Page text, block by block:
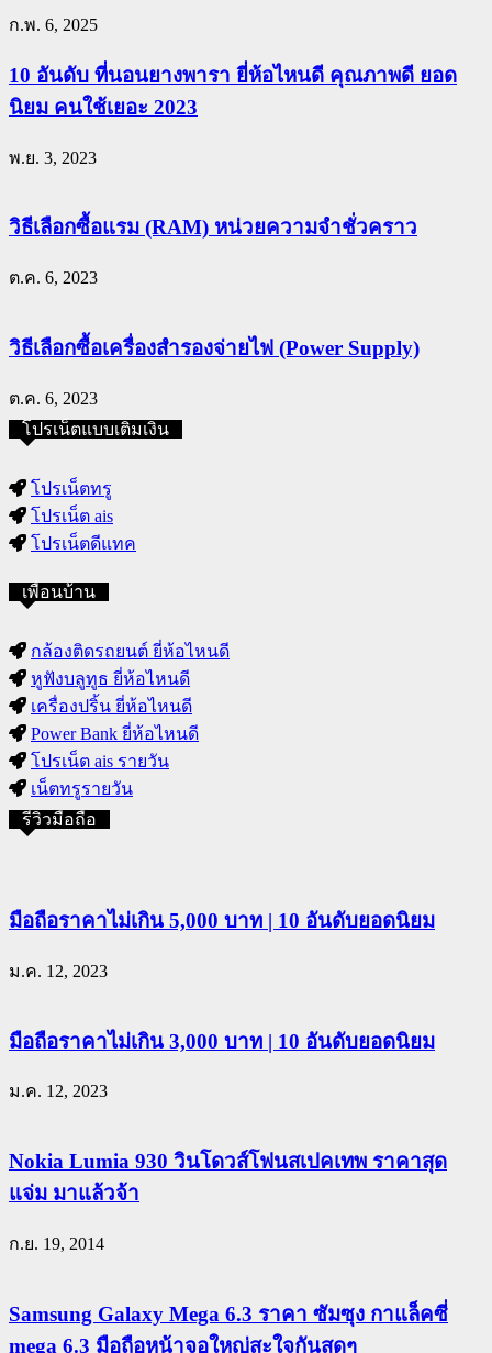
ก.พ. 6, 2025
10 อันดับ ที่นอนยางพารา ยี่ห้อไหนดี คุณภาพดี ยอด
นิยม คนใช้เยอะ 2023
พ.ย. 3, 2023
วิธีเลือกซื้อแรม (RAM) หน่วยความจำชั่วคราว
ต.ค. 6, 2023
วิธีเลือกซื้อเครื่องสำรองจ่ายไฟ (Power Supply)
ต.ค. 6, 2023
โปรเน็ตแบบเติมเงิน
โปรเน็ตทรู
โปรเน็ต ais
โปรเน็ตดีแทค
เพื่อนบ้าน
กล้องติดรถยนต์ ยี่ห้อไหนดี
หูฟังบลูทูธ ยี่ห้อไหนดี
เครื่องปริ้น ยี่ห้อไหนดี
Power Bank ยี่ห้อไหนดี
โปรเน็ต ais รายวัน
เน็ตทรูรายวัน
รีวิวมือถือ
มือถือราคาไม่เกิน 5,000 บาท | 10 อันดับยอดนิยม
ม.ค. 12, 2023
มือถือราคาไม่เกิน 3,000 บาท | 10 อันดับยอดนิยม
ม.ค. 12, 2023
Nokia Lumia 930 วินโดวส์โฟนสเปคเทพ ราคาสุด
แจ่ม มาแล้วจ้า
ก.ย. 19, 2014
Samsung Galaxy Mega 6.3 ราคา ซัมซุง กาแล็คซี่
mega 6.3 มือถือหน้าจอใหญ่สะใจกันสุดๆ